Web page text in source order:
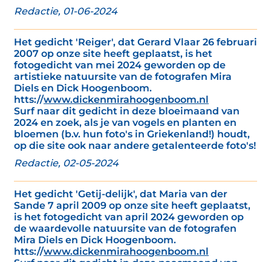
Redactie, 01-06-2024
Het gedicht 'Reiger', dat Gerard Vlaar 26 februari
2007 op onze site heeft geplaatst, is het
fotogedicht van mei 2024 geworden op de
artistieke natuursite van de fotografen Mira
Diels en Dick Hoogenboom.
htts://www.dickenmirahoogenboom.nl
Surf naar dit gedicht in deze bloeimaand van
2024 en zoek, als je van vogels en planten en
bloemen (b.v. hun foto's in Griekenland!) houdt,
op die site ook naar andere getalenteerde foto's!
Redactie, 02-05-2024
Het gedicht 'Getij-delijk', dat Maria van der
Sande 7 april 2009 op onze site heeft geplaatst,
is het fotogedicht van april 2024 geworden op
de waardevolle natuursite van de fotografen
Mira Diels en Dick Hoogenboom.
htts://www.dickenmirahoogenboom.nl